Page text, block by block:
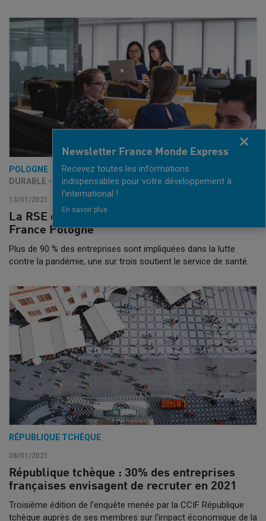
POLOGNE
ENERGIES RENOUVELABLES - DÉVELOPPEMENT
DURABLE - ENVIRONNEMENT
13/01/2021
La RSE en pratique - baromètre de la CCI
France Pologne
Plus de 90 % des entreprises sont impliquées dans la lutte
contre la pandémie, une sur trois soutient le service de santé.
RÉPUBLIQUE TCHÈQUE
08/01/2021
République tchèque : 30% des entreprises
françaises envisagent de recruter en 2021
Troisième édition de l'enquête menée par la CCIF République
tchèque auprès de ses membres sur l'impact économique de la
Newsletter France Monde Express
Recevez toutes les informations
indispensables pour votre développement à
l'international !
En savoir plus